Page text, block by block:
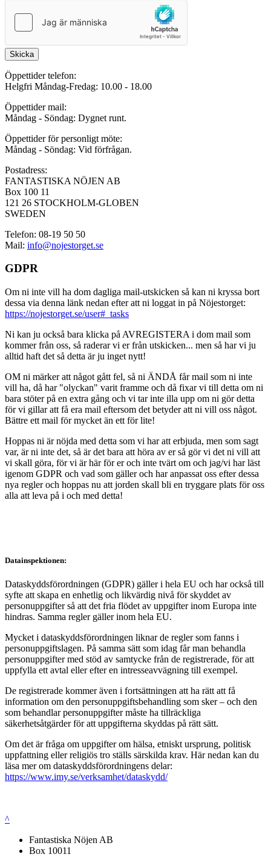
Skicka
Öppettider telefon:
Helgfri Måndag-Fredag: 10.00 - 18.00
Öppettider mail:
Måndag - Söndag: Dygnet runt.
Öppettider för personligt möte:
Måndag - Söndag: Vid förfrågan.
Postadress:
FANTASTISKA NÖJEN AB
Box 100 11
121 26 STOCKHOLM-GLOBEN
SWEDEN
Telefon: 08-19 50 50
Mail: info@nojestorget.se
GDPR
Om ni inte vill ha dom dagliga mail-utskicken så kan ni kryssa bort
dessa via denna länk nedan efter att ni loggat in på Nöjestorget:
https://nojestorget.se/user#_tasks
Ni kan ju också bara klicka på AVREGISTERA i dom mail som
kommer från oss, så raderar vi er från utskicken... men så har vi ju
alltid haft det så detta är ju inget nytt!
OM ni märker att något gått fel, så ni ÄNDÅ får mail som ni inte
vill ha, då har "olyckan" varit framme och då fixar vi till detta om ni
bara stöter på en extra gång och vi tar inte illa upp om ni gör detta
för vi gillar att få era mail eftersom det betyder att ni vill oss något.
Bättre ett mail för mycket än ett för lite!
Hoppas ni är nöjda med detta som vi har att erbjuda, men som sagt
var, är ni inte det, så är det bara att höra av er så gör vi det ni vill att
vi skall göra, för vi är här för er och inte tvärt om och jag/vi har läst
igenom GDPR och vad som gäller och har anpassat oss efter dessa
nya regler och hoppas nu att jorden skall bli en tryggare plats för oss
alla att leva på i och med detta!
Datainspektionen:
Dataskyddsförordningen (GDPR) gäller i hela EU och har också till
syfte att skapa en enhetlig och likvärdig nivå för skyddet av
personuppgifter så att det fria flödet av uppgifter inom Europa inte
hindras. Samma regler gäller inom hela EU.
Mycket i dataskyddsförordningen liknar de regler som fanns i
personuppgiftslagen. På samma sätt som idag får man behandla
personuppgifter med stöd av samtycke från de registrerade, för att
uppfylla ett avtal eller efter en intresseavvägning till exempel.
De registrerade kommer även i fortsättningen att ha rätt att få
information om den personuppgiftsbehandling som sker – och den
som behandlar personuppgifter måste ha tillräckliga
säkerhetsåtgärder för att uppgifterna skyddas på rätt sätt.
Om det är fråga om uppgifter om hälsa, etniskt ursprung, politisk
uppfattning eller religiös tro ställs särskilda krav. Här nedan kan du
läsa mer om dataskyddsförordningens delar:
https://www.imy.se/verksamhet/dataskydd/
^
Fantastiska Nöjen AB
Box 10011